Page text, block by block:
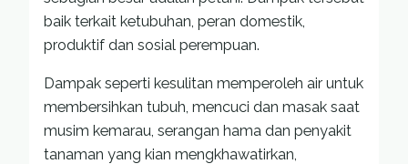
baik terkait ketubuhan, peran domestik,
produktif dan sosial perempuan.
Dampak seperti kesulitan memperoleh air untuk
membersihkan tubuh, mencuci dan masak saat
musim kemarau, serangan hama dan penyakit
tanaman yang kian mengkhawatirkan,